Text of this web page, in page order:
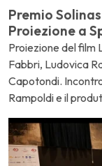
Premio
Proiezione a
Proiezione del film
Fabbri, Ludovica
Capotondi.
Rampoldi e il